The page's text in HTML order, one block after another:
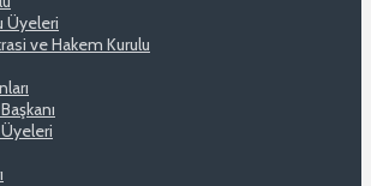
Üyeleri
ve Hakem Kurulu